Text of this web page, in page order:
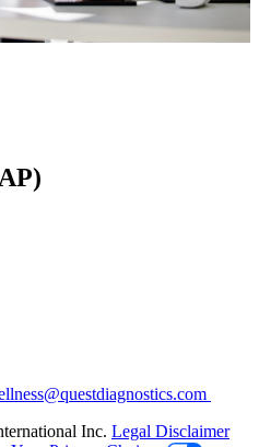
Inc. Legal Disclaimer